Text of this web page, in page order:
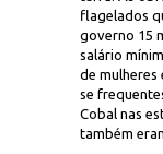
flagelados
governo 15
salário
de mulheres
se
Cobal nas
também